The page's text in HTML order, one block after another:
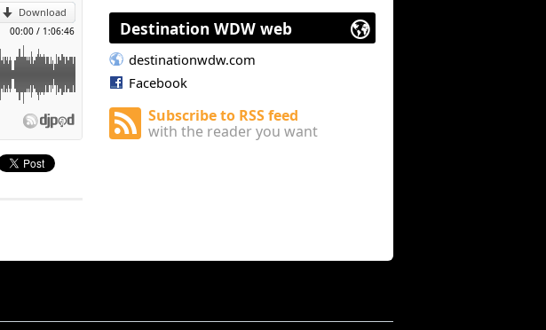
Download
00:00 / 1:06:46 Destination WDW web
destinationwdw.com
Facebook
Subscribe to RSS feed
with the reader you want